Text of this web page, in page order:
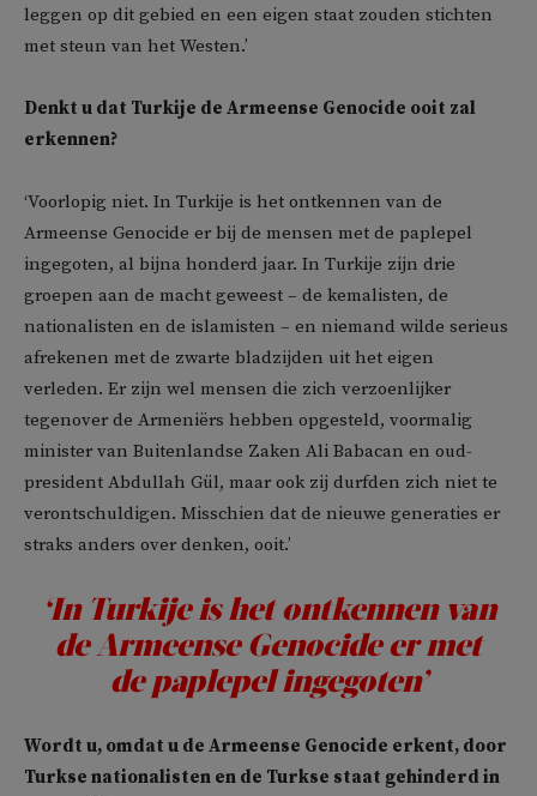
leggen op dit gebied en een eigen staat zouden stichten
met steun van het Westen.’
Denkt u dat Turkije de Armeense Genocide ooit zal
erkennen?
‘Voorlopig niet. In Turkije is het ontkennen van de
Armeense Genocide er bij de mensen met de paplepel
ingegoten, al bijna honderd jaar. In Turkije zijn drie
groepen aan de macht geweest – de kemalisten, de
nationalisten en de islamisten – en niemand wilde serieus
afrekenen met de zwarte bladzijden uit het eigen
verleden. Er zijn wel mensen die zich verzoenlijker
tegenover de Armeniërs hebben opgesteld, voormalig
minister van Buitenlandse Zaken Ali Babacan en oud-
president Abdullah Gül, maar ook zij durfden zich niet te
verontschuldigen. Misschien dat de nieuwe generaties er
straks anders over denken, ooit.’
‘In Turkije is het ontkennen van
de Armeense Genocide er met
de paplepel ingegoten’
Wordt u, omdat u de Armeense Genocide erkent, door
Turkse nationalisten en de Turkse staat gehinderd in